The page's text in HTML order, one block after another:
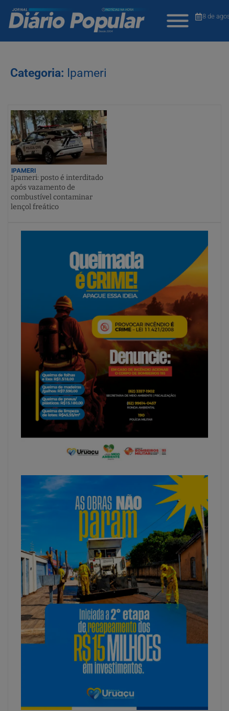
8 de
Categoria: Ipameri
IPAMERI
Ipameri: posto é interditado
após vazamento de
combustível contaminar
lençol freático